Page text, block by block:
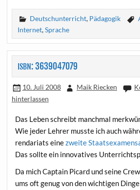
Deutschunterricht, Pädagogik
Internet,Sprache
ISBN: 3639047079
10. Juli 2008 Maik Riecken
hinterlassen
Das Leben schreibt manch­mal
Wie jeder Leh­rer muss­te ich auch
ren­da­ri­ats einezwei­te
Das soll­te ein inno­va­ti­ves
Da mich Cap­tain Picard und sei­ne
ums oft genug von den wich­ti­gen